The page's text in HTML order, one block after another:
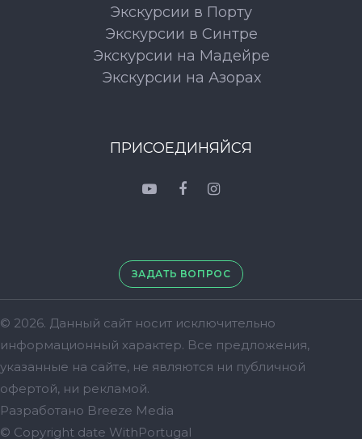
Экскурсии в Порту
Экскурсии в Синтре
Экскурсии на Мадейре
Экскурсии на Азорах
ПРИСОЕДИНЯЙСЯ
ЗАДАТЬ ВОПРОС
© 2026. Данный сайт носит исключительно
информационный характер. Bсе предложения,
указанные на сайте, не являются ни публичной
офертой, ни рекламой.
Разработано Breeze Media
© Copyright date WithPortugal